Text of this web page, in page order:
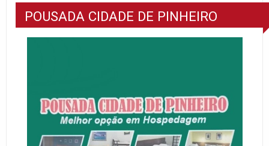
POUSADA CIDADE DE PINHEIRO